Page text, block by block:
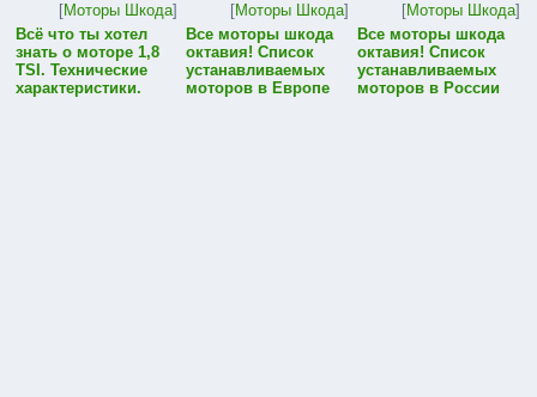
[Моторы Шкода]
Всё что ты хотел
знать о моторе 1,8
TSI. Технические
характеристики.
[Моторы Шкода]
Все моторы шкода
октавия! Список
устанавливаемых
моторов в Европе
[Моторы Шкода]
Все моторы шкода
октавия! Список
устанавливаемых
моторов в России